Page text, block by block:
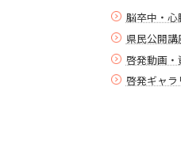
脳卒中・心
県民公開講
啓発動画・
啓発ギャラ